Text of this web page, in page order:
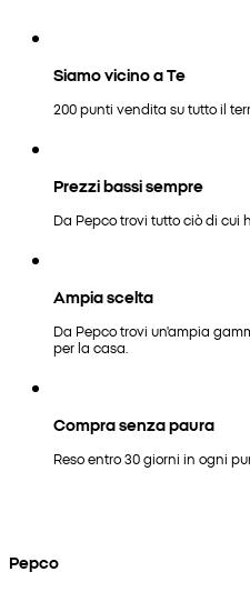
Siamo vicino a Te
200 punti vendita su tutto il
Prezzi bassi sempre
Da Pepco trovi tutto ciò di cui
Ampia scelta
Da Pepco trovi un'ampia
per la casa.
Compra senza paura
Reso entro 30 giorni in ogni
Pepco